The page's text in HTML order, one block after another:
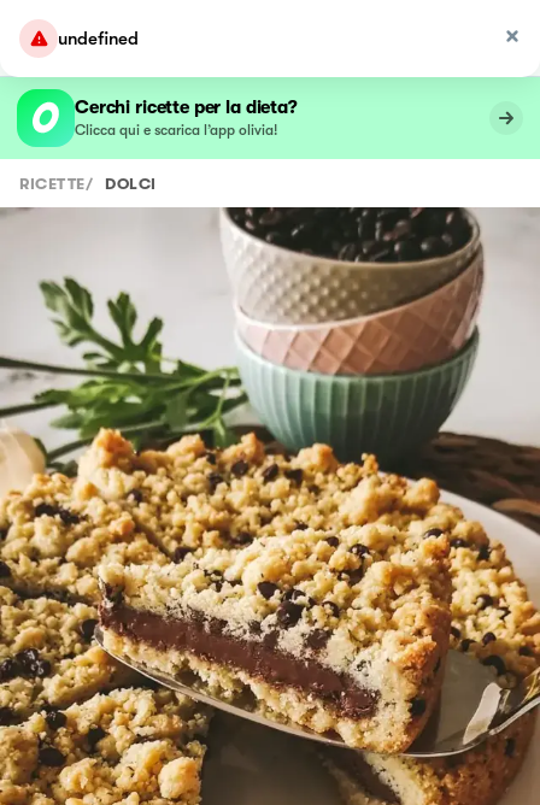
undefined
Cerchi ricette per la dieta?
Clicca qui e scarica l’app olivia!
RICETTE/ DOLCI